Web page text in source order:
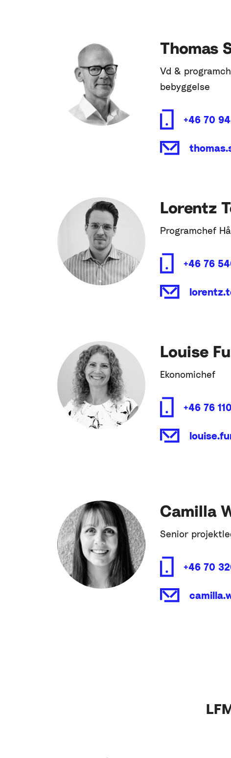
Thomas
Vd &
bebyggelse
+46 70
Lorentz
Programchef
+46 76
Louise
Ekonomichef
+46 76
Camilla
Senior
+46 70